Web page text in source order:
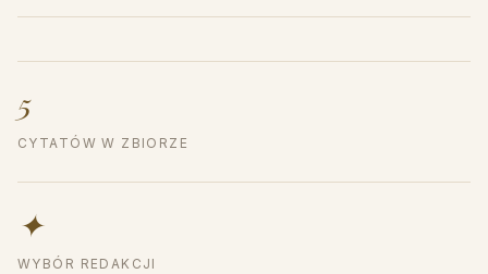
5
CYTATÓW W ZBIORZE
✦
WYBÓR REDAKCJI